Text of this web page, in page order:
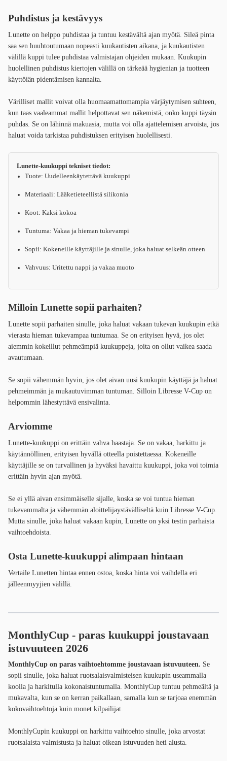
Puhdistus ja kestävyys
Lunette on helppo puhdistaa ja tuntuu kestävältä ajan myötä. Sileä pinta
saa sen huuhtoutumaan nopeasti kuukautisten aikana, ja kuukautisten
välillä kuppi tulee puhdistaa valmistajan ohjeiden mukaan. Kuukupin
huolellinen puhdistus kiertojen välillä on tärkeää hygienian ja tuotteen
käyttöiän pidentämisen kannalta.
Värilliset mallit voivat olla huomaamattomampia värjäytymisen suhteen,
kun taas vaaleammat mallit helpottavat sen näkemistä, onko kuppi täysin
puhdas. Se on lähinnä makuasia, mutta voi olla ajattelemisen arvoista, jos
haluat voida tarkistaa puhdistuksen erityisen huolellisesti.
Lunette-kuukuppi tekniset tiedot:
Tuote: Uudelleenkäytettävä kuukuppi
Materiaali: Lääketieteellistä silikonia
Koot: Kaksi kokoa
Tuntuma: Vakaa ja hieman tukevampi
Sopii: Kokeneille käyttäjille ja sinulle, joka haluat selkeän otteen
Vahvuus: Uritettu nappi ja vakaa muoto
Milloin Lunette sopii parhaiten?
Lunette sopii parhaiten sinulle, joka haluat vakaan tukevan kuukupin etkä
vierasta hieman tukevampaa tuntumaa. Se on erityisen hyvä, jos olet
aiemmin kokeillut pehmeämpiä kuukuppeja, joita on ollut vaikea saada
avautumaan.
Se sopii vähemmän hyvin, jos olet aivan uusi kuukupin käyttäjä ja haluat
pehmeimmän ja mukautuvimman tuntuman. Silloin Libresse V-Cup on
helpommin lähestyttävä ensivalinta.
Arviomme
Lunette-kuukuppi on erittäin vahva haastaja. Se on vakaa, harkittu ja
käytännöllinen, erityisen hyvällä otteella poistettaessa. Kokeneille
käyttäjille se on turvallinen ja hyväksi havaittu kuukuppi, joka voi toimia
erittäin hyvin ajan myötä.
Se ei yllä aivan ensimmäiselle sijalle, koska se voi tuntua hieman
tukevammalta ja vähemmän aloittelijaystävälliseltä kuin Libresse V-Cup.
Mutta sinulle, joka haluat vakaan kupin, Lunette on yksi testin parhaista
vaihtoehdoista.
Osta Lunette-kuukuppi alimpaan hintaan
Vertaile Lunetten hintaa ennen ostoa, koska hinta voi vaihdella eri
jälleenmyyjien välillä.
MonthlyCup - paras kuukuppi joustavaan
istuvuuteen 2026
MonthlyCup on paras vaihtoehtomme joustavaan istuvuuteen. Se
sopii sinulle, joka haluat ruotsalaisvalmisteisen kuukupin useammalla
koolla ja harkitulla kokonaistuntumalla. MonthlyCup tuntuu pehmeältä ja
mukavalta, kun se on kerran paikallaan, samalla kun se tarjoaa enemmän
kokovaihtoehtoja kuin monet kilpailijat.
MonthlyCupin kuukuppi on harkittu vaihtoehto sinulle, joka arvostat
ruotsalaista valmistusta ja haluat oikean istuvuuden heti alusta.